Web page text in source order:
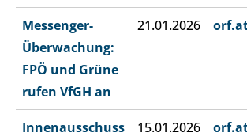
Messenger-
Überwachung:
FPÖ und Grüne
rufen VfGH an
21.01.2026
Innenausschuss
15.01.2026